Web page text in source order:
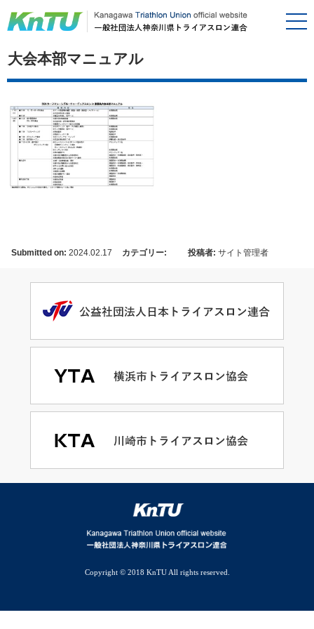
大会本部マニュアル
Submitted on: 2024.02.17 カテゴリー: 投稿者: サイト管理者
Copyright © 2018 KnTU All rights reserved.